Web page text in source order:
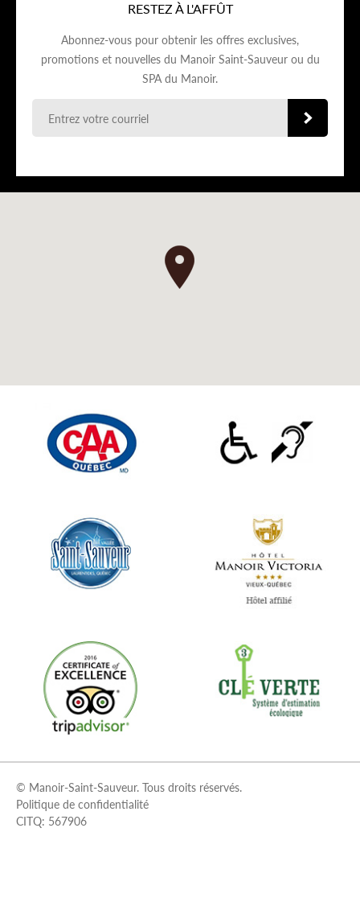
RESTEZ À L'AFFÛT
Abonnez-vous pour obtenir les offres exclusives,
promotions et nouvelles du Manoir Saint-Sauveur ou du
SPA du Manoir.
© Manoir-Saint-Sauveur. Tous droits réservés.
Politique de confidentialité
CITQ: 567906